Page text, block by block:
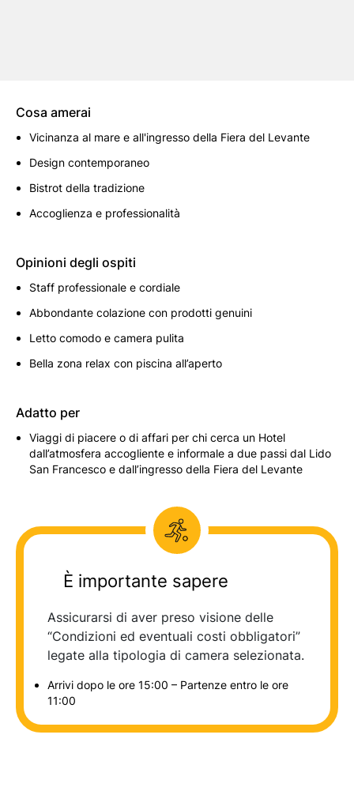
Cosa amerai
Vicinanza al mare e all'ingresso della Fiera del Levante
Design contemporaneo
Bistrot della tradizione
Accoglienza e professionalità
Opinioni degli ospiti
Staff professionale e cordiale
Abbondante colazione con prodotti genuini
Letto comodo e camera pulita
Bella zona relax con piscina all’aperto
Adatto per
Viaggi di piacere o di affari per chi cerca un Hotel
dall’atmosfera accogliente e informale a due passi dal Lido
San Francesco e dall’ingresso della Fiera del Levante
È importante sapere
Assicurarsi di aver preso visione delle
“Condizioni ed eventuali costi obbligatori”
legate alla tipologia di camera selezionata.
Arrivi dopo le ore 15:00 – Partenze entro le ore
11:00